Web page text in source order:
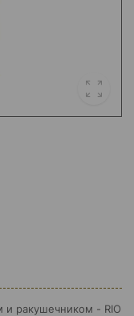
и ракушечником - RIO